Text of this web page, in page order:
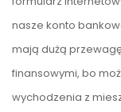
nasze konto
mają dużą
finansowymi, bo
wychodzenia z